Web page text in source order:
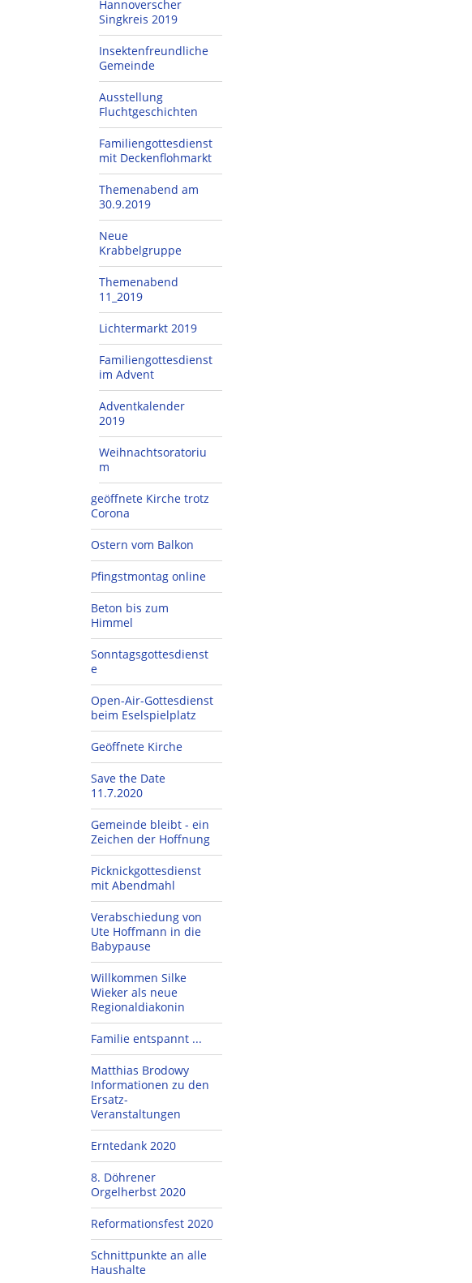
Hannoverscher
Singkreis 2019
Insektenfreundliche
Gemeinde
Ausstellung
Fluchtgeschichten
Familiengottesdienst
mit Deckenflohmarkt
Themenabend am
30.9.2019
Neue
Krabbelgruppe
Themenabend
11_2019
Lichtermarkt 2019
Familiengottesdienst
im Advent
Adventkalender
2019
Weihnachtsoratoriu
m
geöffnete Kirche trotz
Corona
Ostern vom Balkon
Pfingstmontag online
Beton bis zum
Himmel
Sonntagsgottesdienst
e
Open-Air-Gottesdienst
beim Eselspielplatz
Geöffnete Kirche
Save the Date
11.7.2020
Gemeinde bleibt - ein
Zeichen der Hoffnung
Picknickgottesdienst
mit Abendmahl
Verabschiedung von
Ute Hoffmann in die
Babypause
Willkommen Silke
Wieker als neue
Regionaldiakonin
Familie entspannt ...
Matthias Brodowy
Informationen zu den
Ersatz-
Veranstaltungen
Erntedank 2020
8. Döhrener
Orgelherbst 2020
Reformationsfest 2020
Schnittpunkte an alle
Haushalte